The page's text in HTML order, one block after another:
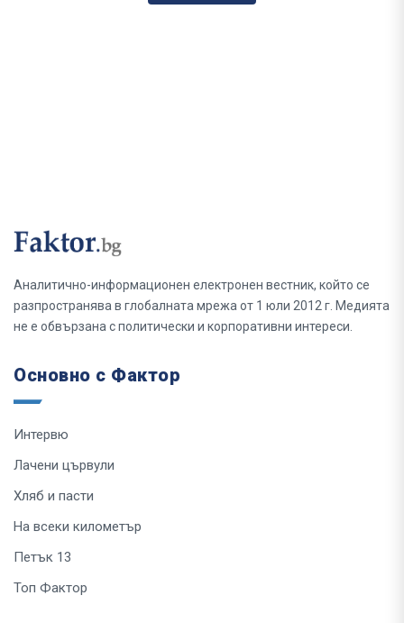
Аналитично-информационен електронен вестник, който се
разпространява в глобалната мрежа от 1 юли 2012 г. Медията
не е обвързана с политически и корпоративни интереси.
Основно с Фактор
Интервю
Лачени цървули
Хляб и пасти
На всеки километър
Петък 13
Топ Фактор